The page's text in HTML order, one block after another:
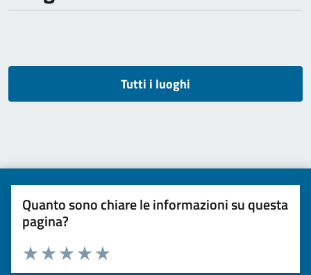
Tutti i luoghi
Quanto sono chiare le informazioni su questa
pagina?
Valuta da 1 a 5 stelle la pagina
Valuta 5 stelle su 5
Valuta 4 stelle su 5
Valuta 3 stelle su 5
Valuta 2 stelle su 5
Valuta una stella su 5